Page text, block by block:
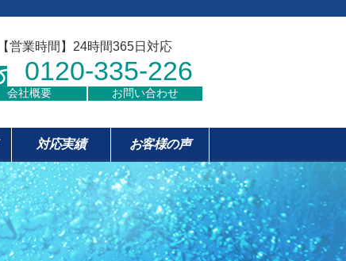
【営業時間】24時間365日対応
0120-335-226
会社概要 お問い合わせ
対応実績 お客様の声